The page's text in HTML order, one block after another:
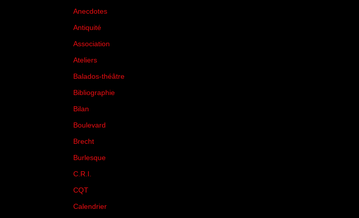
Anecdotes
Antiquité
Association
Ateliers
Balados-théâtre
Bibliographie
Bilan
Boulevard
Brecht
Burlesque
C.R.I.
CQT
Calendrier